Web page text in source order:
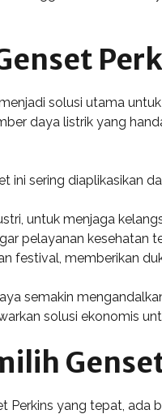
solusi utama
daya listrik yang
ini sering diaplikasikan
untuk menjaga
pelayanan
festival, memberikan
semakin
solusi ekonomis
Perkins yang tepat, ada